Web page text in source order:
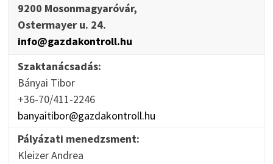
9200 Mosonmagyaróvár,
Ostermayer u. 24.
info@gazdakontroll.hu
Szaktanácsadás:
Bányai Tibor
+36-70/411-2246
banyaitibor@gazdakontroll.hu
Pályázati menedzsment:
Kleizer Andrea